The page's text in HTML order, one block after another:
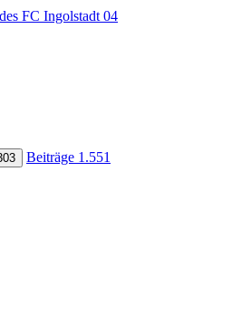
FC Ingolstadt 04
Beiträge 1.551